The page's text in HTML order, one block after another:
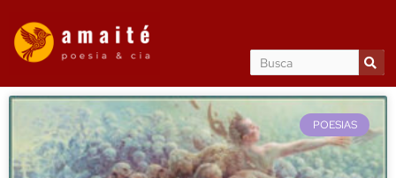
POESIAS